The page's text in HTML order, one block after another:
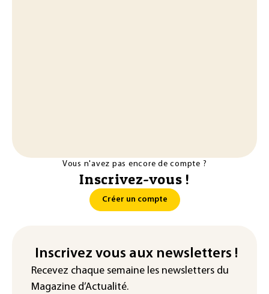
Vous n'avez pas encore de compte ?
Inscrivez-vous !
Créer un compte
Inscrivez vous aux newsletters !
Recevez chaque semaine les newsletters du
Magazine d’Actualité.